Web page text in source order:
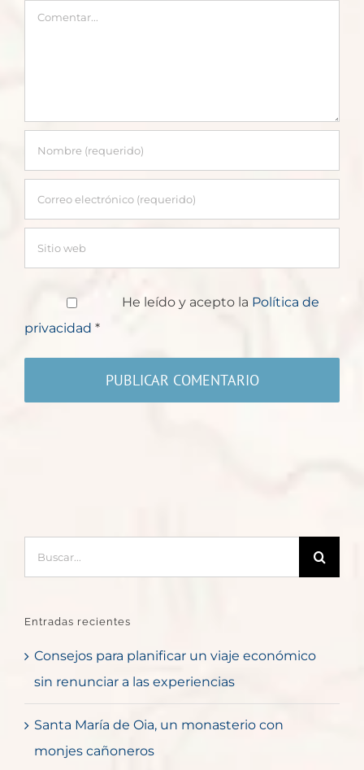
Comentar
He leído y acepto la Política de
privacidad *
Entradas recientes
Consejos para planificar un viaje económico
sin renunciar a las experiencias
Santa María de Oia, un monasterio con
monjes cañoneros